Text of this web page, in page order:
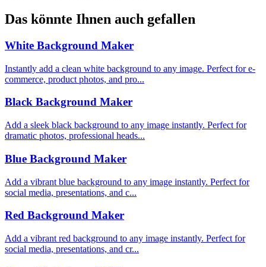
Das könnte Ihnen auch gefallen
White Background Maker
Instantly add a clean white background to any image. Perfect for e-
commerce, product photos, and pro...
Black Background Maker
Add a sleek black background to any image instantly. Perfect for
dramatic photos, professional heads...
Blue Background Maker
Add a vibrant blue background to any image instantly. Perfect for
social media, presentations, and c...
Red Background Maker
Add a vibrant red background to any image instantly. Perfect for
social media, presentations, and cr...